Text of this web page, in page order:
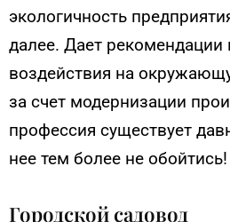
экологичность
далее. Дает
воздействия на
за счет модернизации
профессия существует
нее тем более не обойтись!
Городской садовод